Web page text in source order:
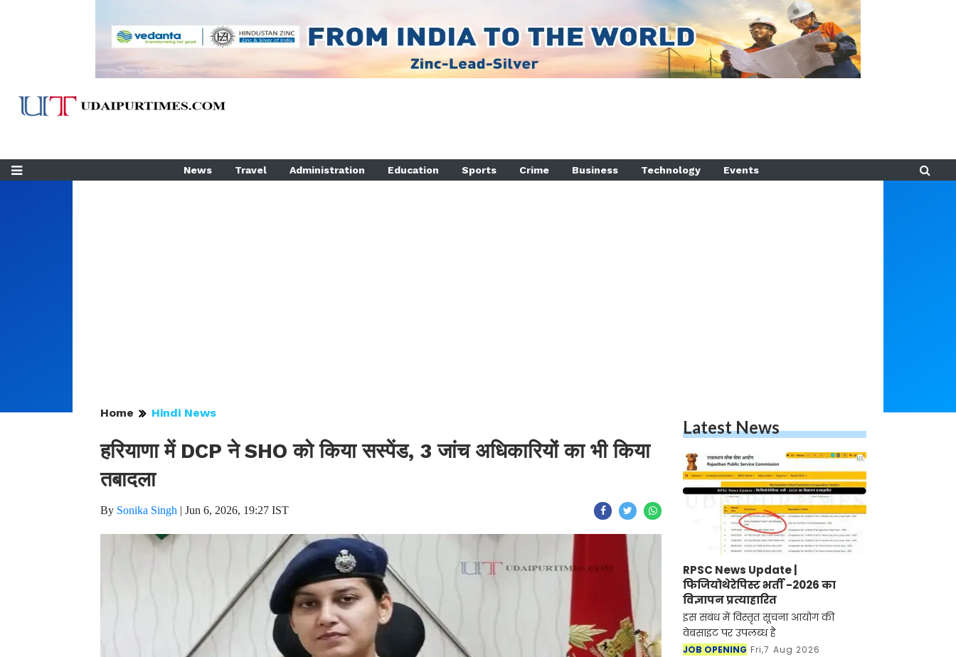
News Travel Administration Education Sports Crime Business Technology Events
Home Hindi News
हरियाणा में DCP ने SHO को किया सस्पेंड, 3 जांच अधिकारियों का भी किया
तबादला
By Sonika Singh | Jun 6, 2026, 19:27 IST
Latest News
RPSC News Update |
फिजियोथेरेपिस्ट भर्ती -2026 का
विज्ञापन प्रत्याहारित
इस संबंध में विस्तृत सूचना आयोग की
वेबसाइट पर उपलब्ध है
JOB OPENING Fri,7 Aug 2026